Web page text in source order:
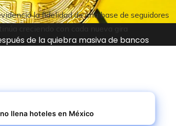
de la quiebra masiva de bancos
la fidelidad de una base de seguidores
creciendo con cada nueva gira
llena hoteles en México